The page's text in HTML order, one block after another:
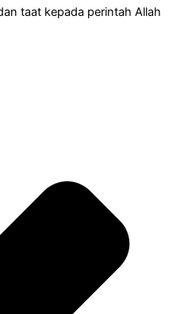
taat kepada perintah Allah